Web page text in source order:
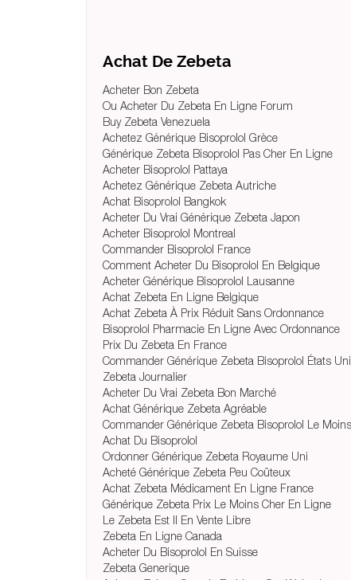
Achat De Zebeta
Acheter Bon Zebeta
Ou Acheter Du Zebeta En Ligne Forum
Buy Zebeta Venezuela
Achetez Générique Bisoprolol Grèce
Générique Zebeta Bisoprolol Pas Cher En Ligne
Acheter Bisoprolol Pattaya
Achetez Générique Zebeta Autriche
Achat Bisoprolol Bangkok
Acheter Du Vrai Générique Zebeta Japon
Acheter Bisoprolol Montreal
Commander Bisoprolol France
Comment Acheter Du Bisoprolol En Belgique
Acheter Générique Bisoprolol Lausanne
Achat Zebeta En Ligne Belgique
Achat Zebeta À Prix Réduit Sans Ordonnance
Bisoprolol Pharmacie En Ligne Avec Ordonnance
Prix Du Zebeta En France
Commander Générique Zebeta Bisoprolol États
Zebeta Journalier
Acheter Du Vrai Zebeta Bon Marché
Achat Générique Zebeta Agréable
Commander Générique Zebeta Bisoprolol Le
Achat Du Bisoprolol
Ordonner Générique Zebeta Royaume Uni
Acheté Générique Zebeta Peu Coûteux
Achat Zebeta Médicament En Ligne France
Générique Zebeta Prix Le Moins Cher En Ligne
Le Zebeta Est Il En Vente Libre
Zebeta En Ligne Canada
Acheter Du Bisoprolol En Suisse
Zebeta Generique